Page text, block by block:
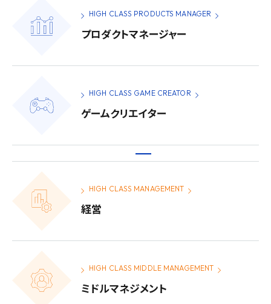
HIGH CLASS PRODUCTS MANAGER
プロダクトマネージャー
HIGH CLASS GAME CREATOR
ゲームクリエイター
HIGH CLASS MANAGEMENT
経営
HIGH CLASS MIDDLE MANAGEMENT
ミドルマネジメント